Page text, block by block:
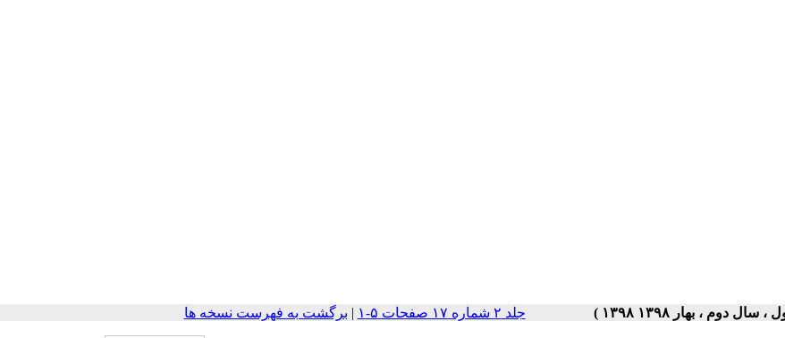
جلد ۲ شماره ۱۷ صفحات ۵-۱ | برگشت به فهرست نسخه ها